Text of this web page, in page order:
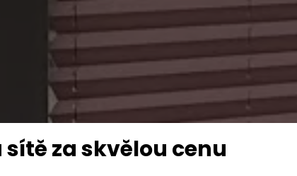
za skvělou cenu